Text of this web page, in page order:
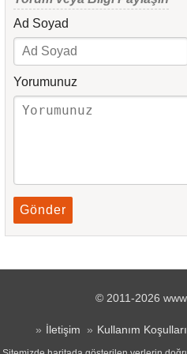
Ad Soyad
Yorumunuz
Gönder
© 2011-2026
İletişim Kullanım Koşulları